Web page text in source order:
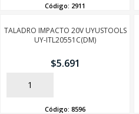
Código: 2911
TALADRO IMPACTO 20V UYUSTOOLS
UY-ITL20551C(DM)
$5.691
AÑADIR
Código: 8596